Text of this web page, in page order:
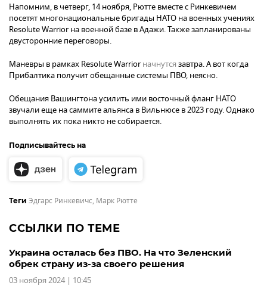
Напомним, в четверг, 14 ноября, Рютте вместе с Ринкевичем
посетят многонациональные бригады НАТО на военных учениях
Resolute Warrior на военной базе в Адажи. Также запланированы
двусторонние переговоры.
Маневры в рамках Resolute Warriorначнутся завтра. А вот когда
Прибалтика получит обещанные системы ПВО, неясно.
Обещания Вашингтона усилить ими восточный фланг НАТО
звучали еще на саммите альянса в Вильнюсе в 2023 году. Однако
выполнять их пока никто не собирается.
Подписывайтесь на
Теги Эдгарс Ринкевичс, Марк Рютте
ССЫЛКИ ПО ТЕМЕ
Украина осталась без ПВО. На что Зеленский
обрек страну из-за своего решения
03 ноября 2024 | 10:45